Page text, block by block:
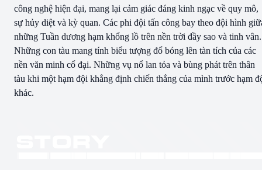
công nghệ hiện đại, mang lại cảm giác đáng kinh ngạc về quy mô,
sự hủy diệt và kỳ quan. Các phi đội tấn công bay theo đội hình
những Tuần dương hạm khổng lồ trên nền trời đầy sao và tinh vân.
Những con tàu mang tính biểu tượng đổ bóng lên tàn tích của các
nền văn minh cổ đại. Những vụ nổ lan tỏa và bùng phát trên thân
tàu khi một hạm đội khẳng định chiến thắng của mình trước hạm
khác.